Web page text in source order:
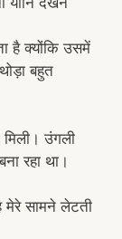
है क्योंकि उसमें
बहुत
उंगली
रहा था।
सामने लेटती